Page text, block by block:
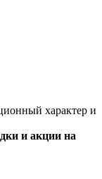
характер и
и акции на